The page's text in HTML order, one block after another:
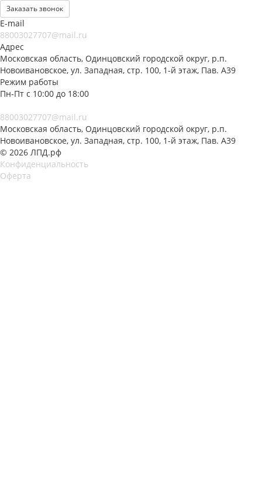
Заказать звонок
E-mail
88003027707@mail.ru
Адрес
Московская область, Одинцовский городской округ, р.п.
Новоивановское, ул. Западная, стр. 100, 1-й этаж, Пав. А39
Режим работы
Пн-Пт с 10:00 до 18:00
88003027707@mail.ru
Московская область, Одинцовский городской округ, р.п.
Новоивановское, ул. Западная, стр. 100, 1-й этаж, Пав. А39
© 2026 ЛПД.рф
Конфиденциальность
Оферта